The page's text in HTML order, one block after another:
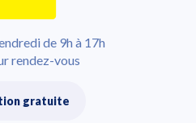
de 9h à 17h
rendez-vous
gratuite